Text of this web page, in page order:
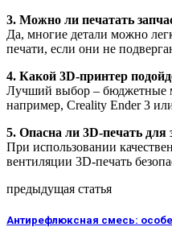
3. Можно ли печатать
Да, многие детали можно
печати, если они не
4. Какой 3D-принтер
Лучший выбор – бюджетные
например, Creality Ender 3
5. Опасна ли 3D-печать для
При использовании
вентиляции 3D-печать
предыдущая статья
Антирефлюксная смесь: